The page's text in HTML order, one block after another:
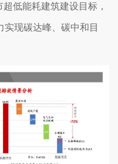
低能耗建筑建设目标，
实现碳达峰、碳中和目